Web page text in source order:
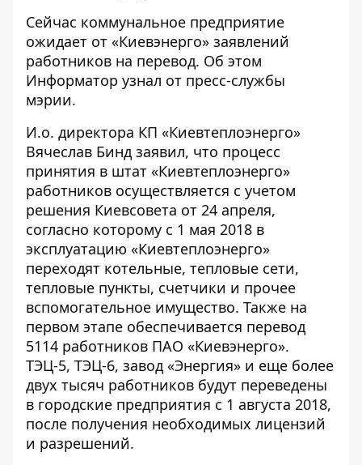
Сейчас коммунальное предприятие
ожидает от «Киевэнерго» заявлений
работников на перевод. Об этом
Информатор узнал от пресс-службы
мэрии.
И.о. директора КП «Киевтеплоэнерго»
Вячеслав Бинд заявил, что процесс
принятия в штат «Киевтеплоэнерго»
работников осуществляется с учетом
решения Киевсовета от 24 апреля,
согласно которому с 1 мая 2018 в
эксплуатацию «Киевтеплоэнерго»
переходят котельные, тепловые сети,
тепловые пункты, счетчики и прочее
вспомогательное имущество. Также на
первом этапе обеспечивается перевод
5114 работников ПАО «Киевэнерго».
ТЭЦ-5, ТЭЦ-6, завод «Энергия» и еще более
двух тысяч работников будут переведены
в городские предприятия с 1 августа 2018,
после получения необходимых лицензий
и разрешений.